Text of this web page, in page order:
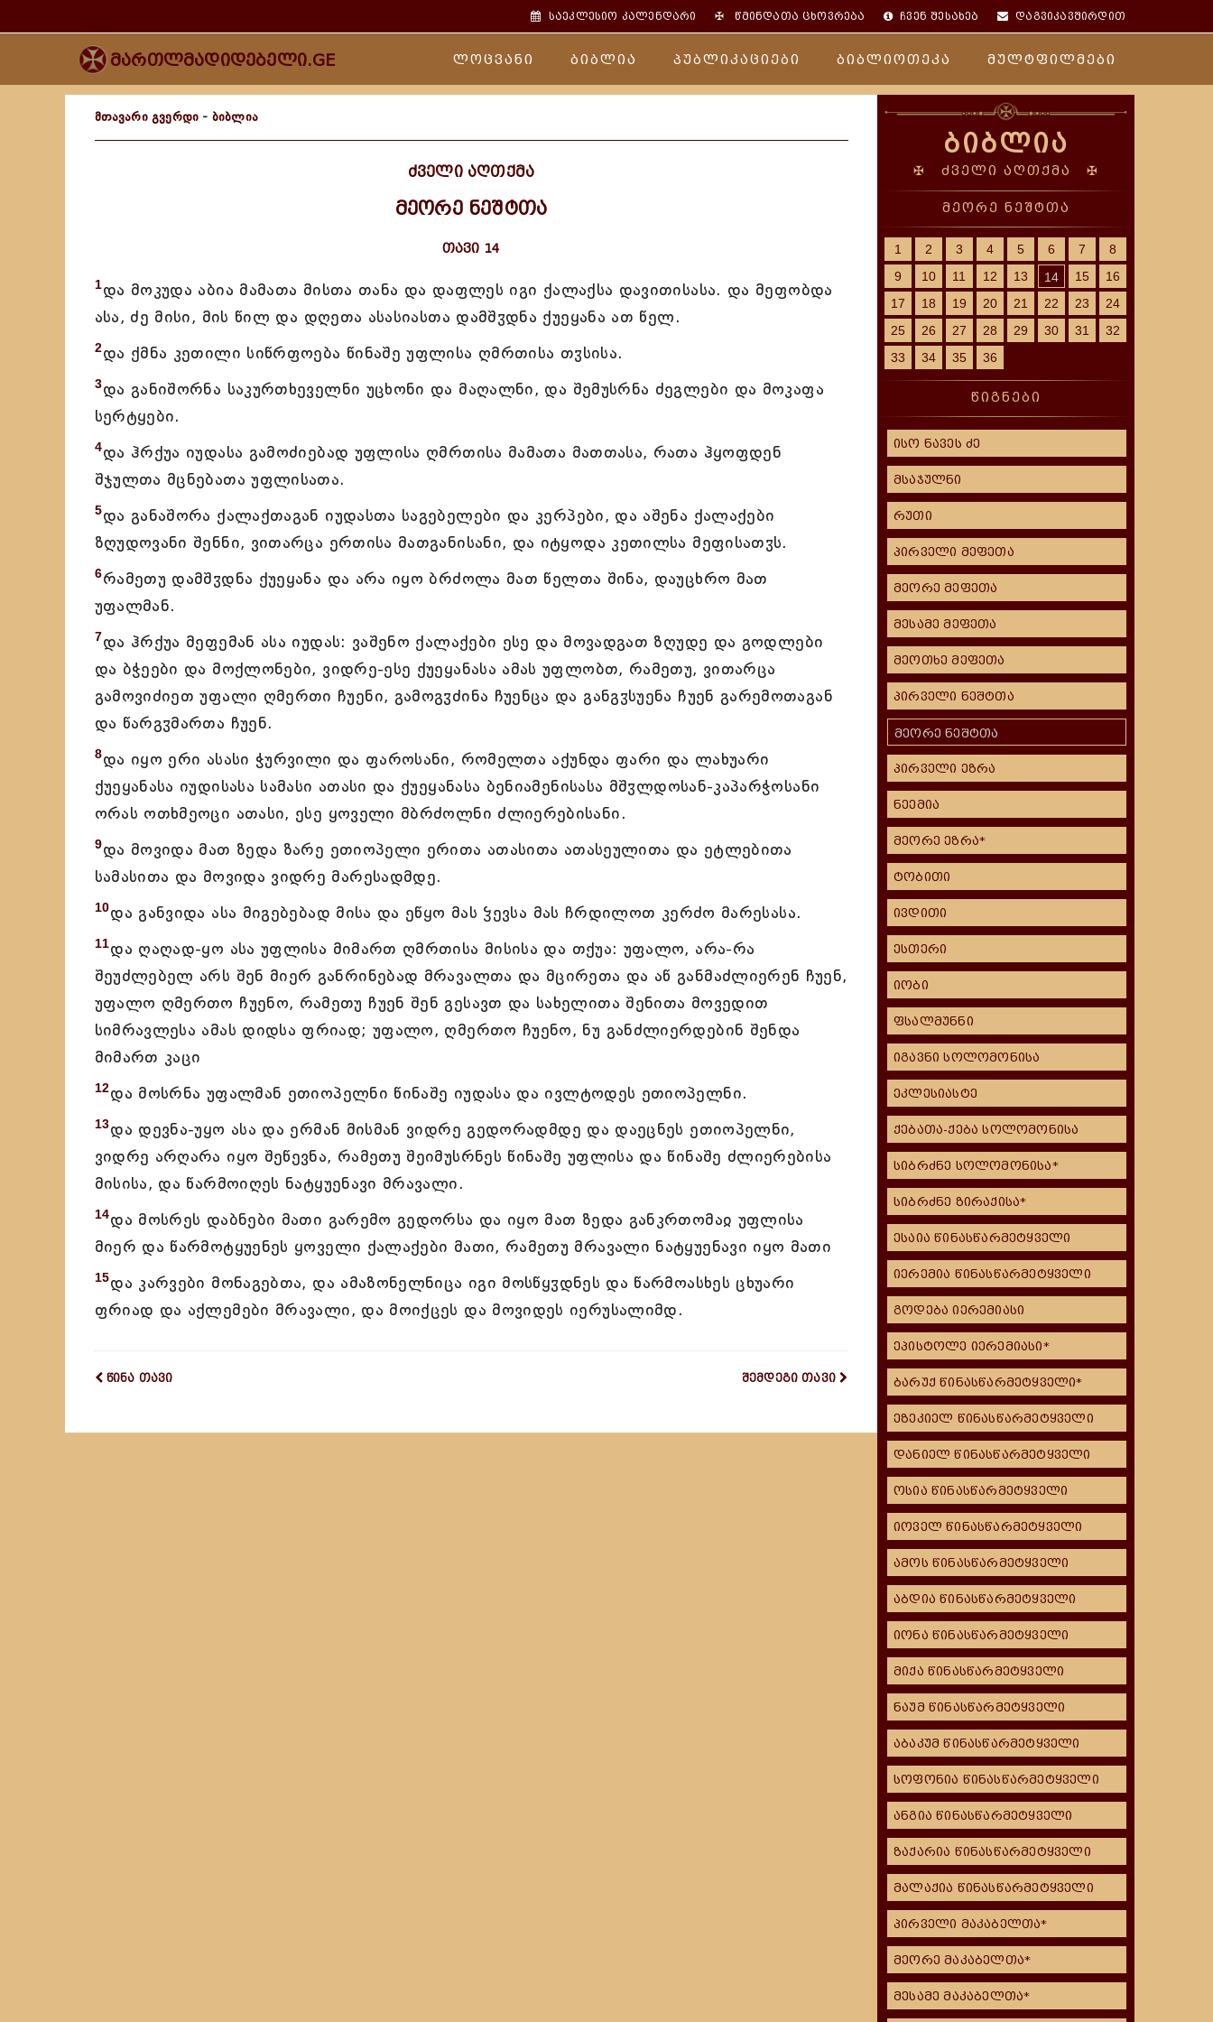
საეკლესიო კალენდარი ✠წმინდათა ცხოვრება ჩვენ შესახებ დაგვიკავშირდით
მართლმადიდებელი.GE ლოცვანი ბიბლია პუბლიკაციები ბიბლიოთეკა მულტფილმები
მთავარი გვერდი - ბიბლია
ძველი აღთქმა
მეორე ნეშტთა
თავი 14
1და მოკუდა აბია მამათა მისთა თანა და დაფლეს იგი ქალაქსა დავითისასა. და მეფობდა
ასა, ძე მისი, მის წილ და დღეთა ასასიასთა დამშჳდნა ქუეყანა ათ წელ.
2და ქმნა კეთილი სიწრფოება წინაშე უფლისა ღმრთისა თჳსისა.
3და განიშორნა საკურთხეველნი უცხონი და მაღალნი, და შემუსრნა ძეგლები და მოკაფა
სერტყები.
4და ჰრქუა იუდასა გამოძიებად უფლისა ღმრთისა მამათა მათთასა, რათა ჰყოფდენ
შჯულთა მცნებათა უფლისათა.
5და განაშორა ქალაქთაგან იუდასთა საგებელები და კერპები, და აშენა ქალაქები
ზღუდოვანი შენნი, ვითარცა ერთისა მათგანისანი, და იტყოდა კეთილსა მეფისათჳს.
6რამეთუ დამშჳდნა ქუეყანა და არა იყო ბრძოლა მათ წელთა შინა, დაუცხრო მათ
უფალმან.
7და ჰრქუა მეფემან ასა იუდას: ვაშენო ქალაქები ესე და მოვადგათ ზღუდე და გოდლები
და ბჭეები და მოქლონები, ვიდრე-ესე ქუეყანასა ამას უფლობთ, რამეთუ, ვითარცა
გამოვიძიეთ უფალი ღმერთი ჩუენი, გამოგჳძინა ჩუენცა და განგჳსუენა ჩუენ გარემოთაგან
და წარგჳმართა ჩუენ.
8და იყო ერი ასასი ჭურვილი და ფაროსანი, რომელთა აქუნდა ფარი და ლახუარი
ქუეყანასა იუდისასა სამასი ათასი და ქუეყანასა ბენიამენისასა მშჳლდოსან-კაპარჭოსანი
ორას ოთხმეოცი ათასი, ესე ყოველი მბრძოლნი ძლიერებისანი.
9და მოვიდა მათ ზედა ზარე ეთიოპელი ერითა ათასითა ათასეულითა და ეტლებითა
სამასითა და მოვიდა ვიდრე მარესადმდე.
10და განვიდა ასა მიგებებად მისა და ეწყო მას ჴევსა მას ჩრდილოთ კერძო მარესასა.
11და ღაღად-ყო ასა უფლისა მიმართ ღმრთისა მისისა და თქუა: უფალო, არა-რა
შეუძლებელ არს შენ მიერ განრინებად მრავალთა და მცირეთა და აწ განმაძლიერენ ჩუენ,
უფალო ღმერთო ჩუენო, რამეთუ ჩუენ შენ გესავთ და სახელითა შენითა მოვედით
სიმრავლესა ამას დიდსა ფრიად; უფალო, ღმერთო ჩუენო, ნუ განძლიერდებინ შენდა
მიმართ კაცი
12და მოსრნა უფალმან ეთიოპელნი წინაშე იუდასა და ივლტოდეს ეთიოპელნი.
13და დევნა-უყო ასა და ერმან მისმან ვიდრე გედორადმდე და დაეცნეს ეთიოპელნი,
ვიდრე არღარა იყო შეწევნა, რამეთუ შეიმუსრნეს წინაშე უფლისა და წინაშე ძლიერებისა
მისისა, და წარმოიღეს ნატყუენავი მრავალი.
14და მოსრეს დაბნები მათი გარემო გედორსა და იყო მათ ზედა განკრთომაჲ უფლისა
მიერ და წარმოტყუენეს ყოველი ქალაქები მათი, რამეთუ მრავალი ნატყუენავი იყო მათი
15და კარვები მონაგებთა, და ამაზონელნიცა იგი მოსწყჳდნეს და წარმოასხეს ცხუარი
ფრიად და აქლემები მრავალი, და მოიქცეს და მოვიდეს იერუსალიმდ.
წინა თავი შემდეგი თავი
ბიბლია
✠ ძველი აღთქმა ✠
მეორე ნეშტთა
1 2 3 4 5 6 7
8
9
10 11 12 13 14 15
16
17
18 19 20 21 22 23
24
25
26 27 28 29 30 31
32
33
34 35 36
წიგნები
ისო ნავეს ძე
მსაჯულნი
რუთი
პირველი მეფეთა
მეორე მეფეთა
მესამე მეფეთა
მეოთხე მეფეთა
პირველი ნეშტთა
მეორე ნეშტთა
პირველი ეზრა
ნეემია
მეორე ეზრა*
ტობითი
ივდითი
ესთერი
იობი
ფსალმუნნი
იგავნი სოლომონისა
ეკლესიასტე
ქებათა-ქება სოლომონისა
სიბრძნე სოლომონისა*
სიბრძნე ზირაქისა*
ესაია წინასწარმეტყველი
იერემია წინასწარმეტყველი
გოდება იერემიასი
ეპისტოლე იერემიასი*
ბარუქ წინასწარმეტყველი*
ეზეკიელ წინასწარმეტყველი
დანიელ წინასწარმეტყველი
ოსია წინასწარმეტყველი
იოველ წინასწარმეტყველი
ამოს წინასწარმეტყველი
აბდია წინასწარმეტყველი
იონა წინასწარმეტყველი
მიქა წინასწარმეტყველი
ნაუმ წინასწარმეტყველი
აბაკუმ წინასწარმეტყველი
სოფონია წინასწარმეტყველი
ანგია წინასწარმეტყველი
ზაქარია წინასწარმეტყველი
მალაქია წინასწარმეტყველი
პირველი მაკაბელთა*
მეორე მაკაბელთა*
მესამე მაკაბელთა*